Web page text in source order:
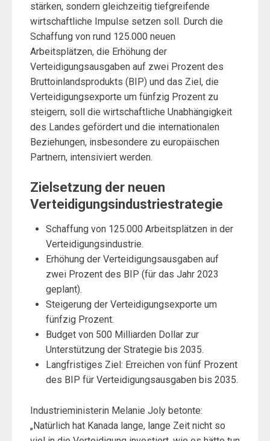
stärken, sondern gleichzeitig tiefgreifende
wirtschaftliche Impulse setzen soll. Durch die
Schaffung von rund 125.000 neuen
Arbeitsplätzen, die Erhöhung der
Verteidigungsausgaben auf zwei Prozent des
Bruttoinlandsprodukts (BIP) und das Ziel, die
Verteidigungsexporte um fünfzig Prozent zu
steigern, soll die wirtschaftliche Unabhängigkeit
des Landes gefördert und die internationalen
Beziehungen, insbesondere zu europäischen
Partnern, intensiviert werden.
Zielsetzung der neuen
Verteidigungsindustriestrategie
Schaffung von 125.000 Arbeitsplätzen in der
Verteidigungsindustrie.
Erhöhung der Verteidigungsausgaben auf
zwei Prozent des BIP (für das Jahr 2023
geplant).
Steigerung der Verteidigungsexporte um
fünfzig Prozent.
Budget von 500 Milliarden Dollar zur
Unterstützung der Strategie bis 2035.
Langfristiges Ziel: Erreichen von fünf Prozent
des BIP für Verteidigungsausgaben bis 2035.
Industrieministerin Melanie Joly betonte:
„Natürlich hat Kanada lange, lange Zeit nicht so